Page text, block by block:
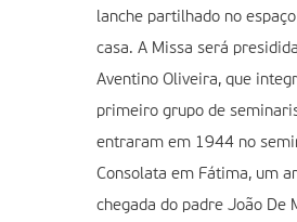
lanche partilhado no
casa. A Missa será
Aventino Oliveira, que
primeiro grupo de
entraram em 1944 no
Consolata em Fátima, um
chegada do padre João De